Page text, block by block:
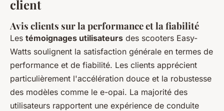
client
Avis clients sur la performance et la fiabilité
Les témoignages utilisateurs des scooters Easy-
Watts soulignent la satisfaction générale en termes de
performance et de fiabilité. Les clients apprécient
particulièrement l'accélération douce et la robustesse
des modèles comme le e-opai. La majorité des
utilisateurs rapportent une expérience de conduite